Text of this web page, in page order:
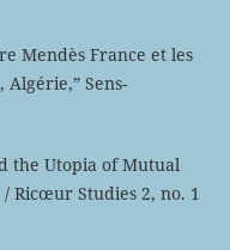
Mendès France et les
Sens-
the Utopia of Mutual
Ricœur Studies 2, no. 1